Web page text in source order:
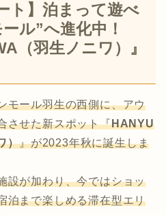
ト】泊まって遊べ
ル”へ進化中！
（羽生ノニワ）』
モール羽生の西側に、アウ
させた新スポット『HANYU
）』が2023年秋に誕生しま
設が加わり、今ではショッ
泊まで楽しめる滞在型エリ